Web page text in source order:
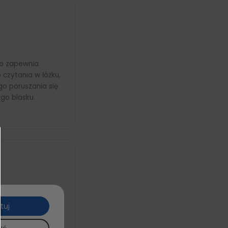
zapewnia
w łóżku,
poruszania się
blasku.
zapewnia